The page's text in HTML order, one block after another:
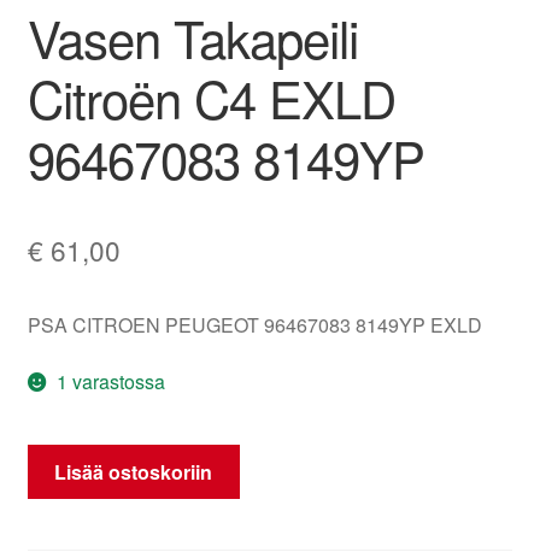
Tilini
Valitukset
Vasen Takapeili
Citroën C4 EXLD
96467083 8149YP
€ 61,00
PSA CITROEN PEUGEOT 96467083 8149YP EXLD
1 varastossa
Vasen
Takapeili
Lisää ostoskoriin